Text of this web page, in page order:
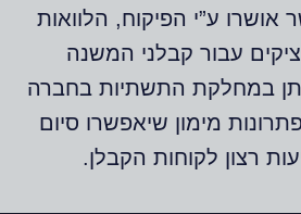
אושרו ע”י הפיקוח, הלוואות
ציקים עבור קבלני המשנה
במחלקת התשתיות בחברה
מימון שיאפשרו סיום
רצון לקוחות הקבלן.